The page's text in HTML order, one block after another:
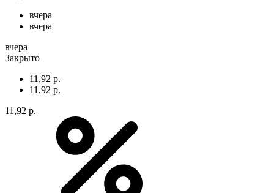
вчера
вчера
вчера
Закрыто
11,92 р.
11,92 р.
11,92 р.